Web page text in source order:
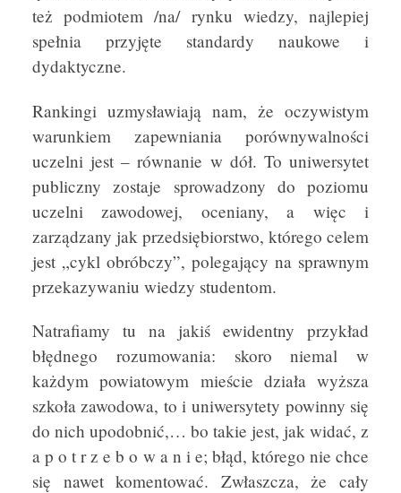
też podmiotem /na/ rynku wiedzy, najlepiej
spełnia przyjęte standardy naukowe i
dydaktyczne.
Rankingi uzmysławiają nam, że oczywistym
warunkiem zapewniania porównywalności
uczelni jest – równanie w dół. To uniwersytet
publiczny zostaje sprowadzony do poziomu
uczelni zawodowej, oceniany, a więc i
zarządzany jak przedsiębiorstwo, którego celem
jest „cykl obróbczy”, polegający na sprawnym
przekazywaniu wiedzy studentom.
Natrafiamy tu na jakiś ewidentny przykład
błędnego rozumowania: skoro niemal w
każdym powiatowym mieście działa wyższa
szkoła zawodowa, to i uniwersytety powinny się
do nich upodobnić,… bo takie jest, jak widać, z
a p o t r z e b o w a n i e; błąd, którego nie chce
się nawet komentować. Zwłaszcza, że cały